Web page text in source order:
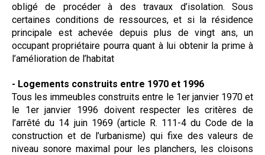
obligé de procéder à des travaux d’isolation. Sous
certaines conditions de ressources, et si la résidence
principale est achevée depuis plus de vingt ans, un
occupant propriétaire pourra quant à lui obtenir la prime à
l’amélioration de l’habitat
- Logements construits entre 1970 et 1996
Tous les immeubles construits entre le 1er janvier 1970 et
le 1er janvier 1996 doivent respecter les critères de
l’arrêté du 14 juin 1969 (article R. 111-4 du Code de la
construction et de l’urbanisme) qui fixe des valeurs de
niveau sonore maximal pour les planchers, les cloisons